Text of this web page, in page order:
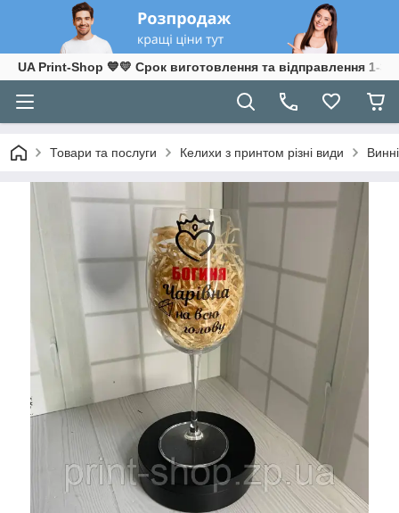
UA Print-Shop ​💙💛 Срок виготовлення та відправлення 1-3
Товари та послуги Келихи з принтом різні види